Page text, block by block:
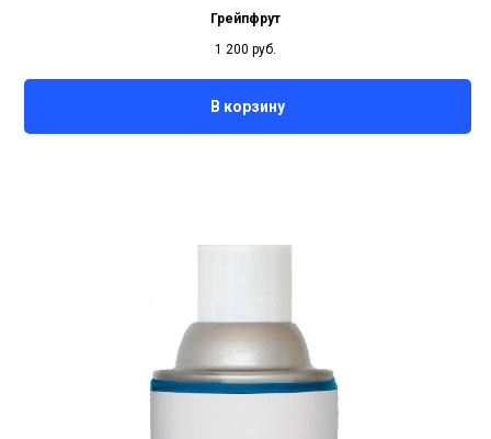
Грейпфрут
1 200 руб.
В корзину